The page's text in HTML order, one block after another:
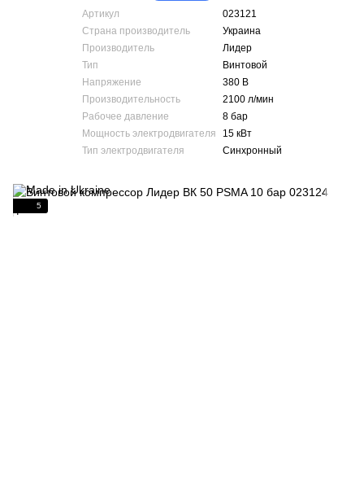
Артикул
023121
Страна производитель
Украина
Производитель
Лидер
Тип
Винтовой
Напряжение
380 В
Производительность
2100 л/мин
Рабочее давление
8 бар
Мощность электродвигателя
15 кВт
Тип электродвигателя
Синхронный
5